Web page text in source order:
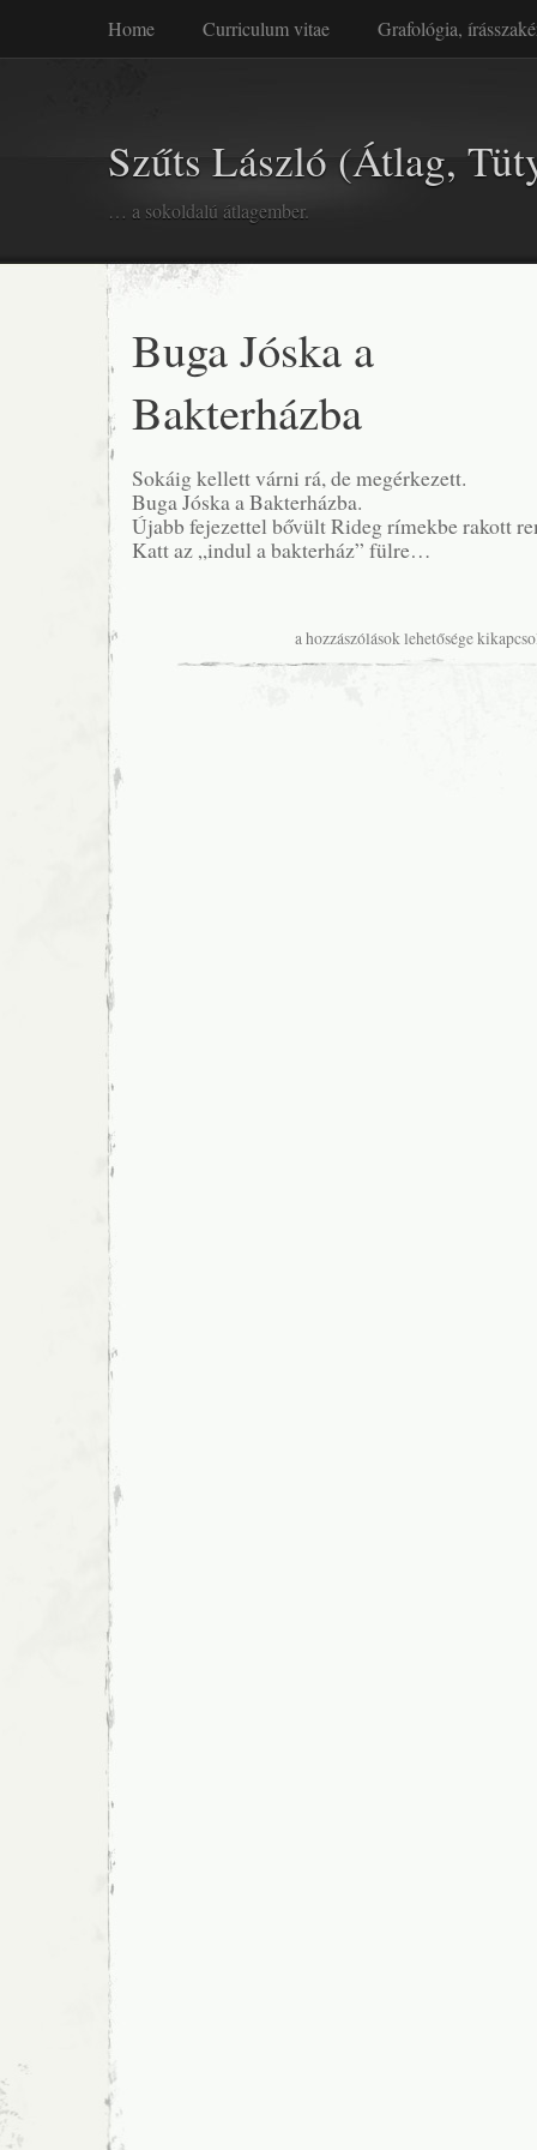
Home Curriculum vitae Grafológia,
… a sokoldalú átlagember.
Szűts László (Átlag,
Buga Jóska a
Bakterházba
Sokáig kellett várni rá, de megérkezett.
Buga Jóska a Bakterházba.
Újabb fejezettel bővült Rideg rímekbe rakott
Katt az „indul a bakterház” fülre…
Buga
a
a hozzászólások lehetősége